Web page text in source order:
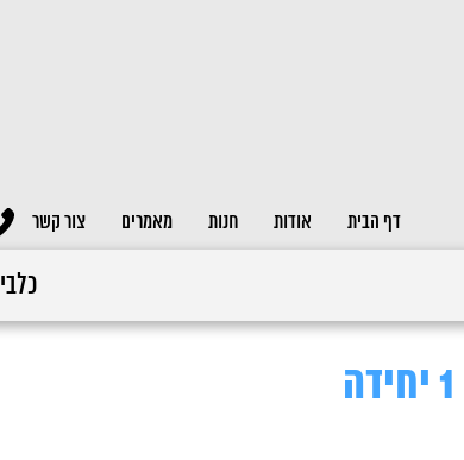
דף הבית
אודות חנות מאמרים צור קשר